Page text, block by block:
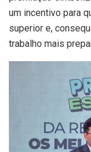
um incentivo para
superior e,
trabalho mais